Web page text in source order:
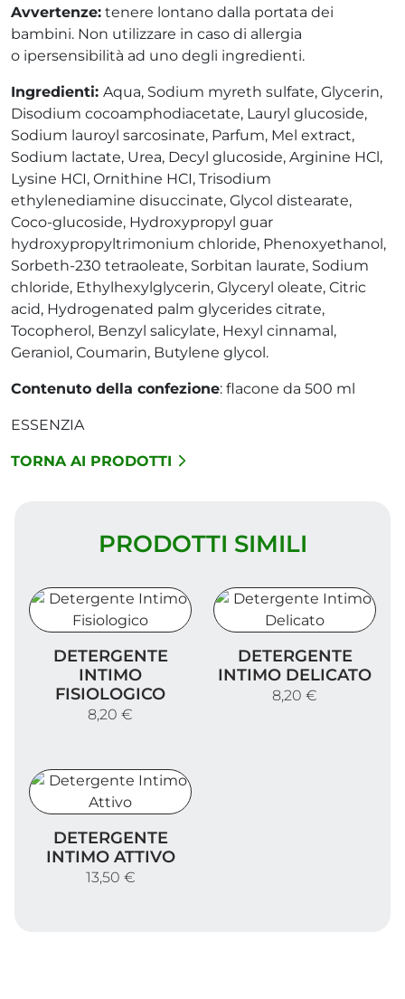
Avvertenze: tenere lontano dalla portata dei
bambini. Non utilizzare in caso di allergia
o ipersensibilità ad uno degli ingredienti.
Ingredienti: Aqua, Sodium myreth sulfate, Glycerin,
Disodium cocoamphodiacetate, Lauryl glucoside,
Sodium lauroyl sarcosinate, Parfum, Mel extract,
Sodium lactate, Urea, Decyl glucoside, Arginine HCl,
Lysine HCI, Ornithine HCI, Trisodium
ethylenediamine disuccinate, Glycol distearate,
Coco-glucoside, Hydroxypropyl guar
hydroxypropyltrimonium chloride, Phenoxyethanol,
Sorbeth-230 tetraoleate, Sorbitan laurate, Sodium
chloride, Ethylhexylglycerin, Glyceryl oleate, Citric
acid, Hydrogenated palm glycerides citrate,
Tocopherol, Benzyl salicylate, Hexyl cinnamal,
Geraniol, Coumarin, Butylene glycol.
Contenuto della confezione: flacone da 500 ml
ESSENZIA
TORNA AI PRODOTTI
PRODOTTI SIMILI
DETERGENTE
INTIMO
FISIOLOGICO
8,20 €
DETERGENTE
INTIMO DELICATO
8,20 €
DETERGENTE
INTIMO ATTIVO
13,50 €